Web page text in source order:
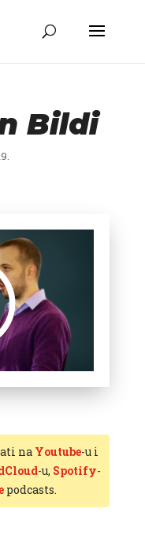
Bildi
na Youtube-u i
-u, Spotify-
podcasts.